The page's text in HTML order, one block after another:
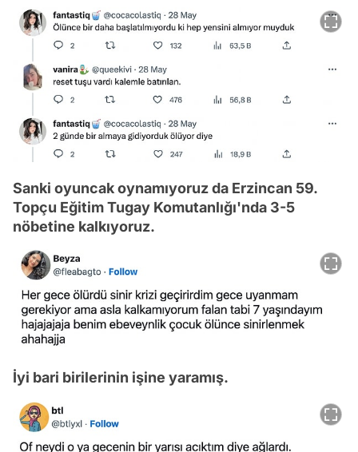
Sanki oyuncak oynamıyoruz da Erzincan 59.
Topçu Eğitim Tugay Komutanlığı'nda 3-5
nöbetine kalkıyoruz.
İyi bari birilerinin işine yaramış.